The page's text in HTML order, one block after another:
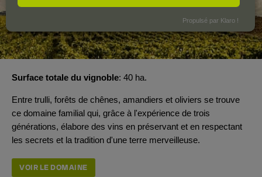
Surface totale du vignoble 40 ha.
Entre trulli, forêts de chênes, amandiers et oliviers se trouve
ce domaine familial qui, grâce à l'expérience de trois
générations, élabore des vins en préservant et en respectant
les secrets et la tradition d'une terre merveilleuse.
VOIR LE DOMAINE
Propulsé par Klaro !